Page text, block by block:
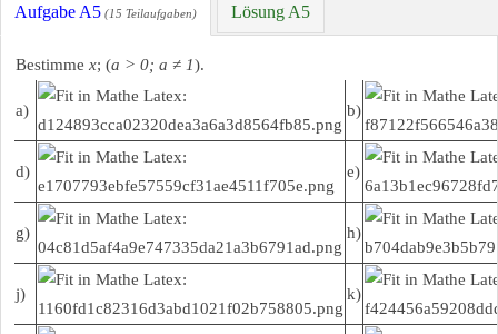
Aufgabe A5 (15 Teilaufgaben) Lösung A5
Bestimme x; (a > 0; a ≠ 1).
a) b)
d) e)
g) h)
j) k)